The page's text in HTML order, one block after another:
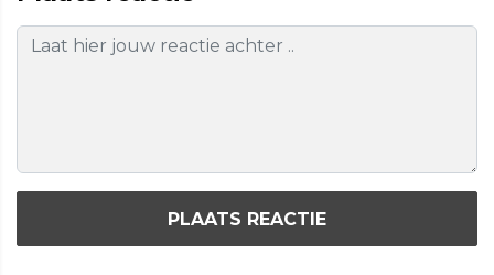
PLAATS REACTIE